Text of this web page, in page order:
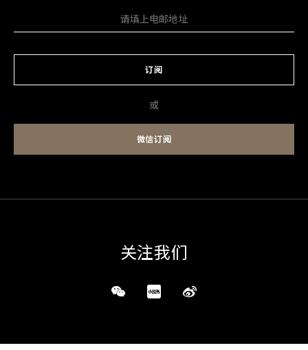
订阅
或
微信订阅
关注我们